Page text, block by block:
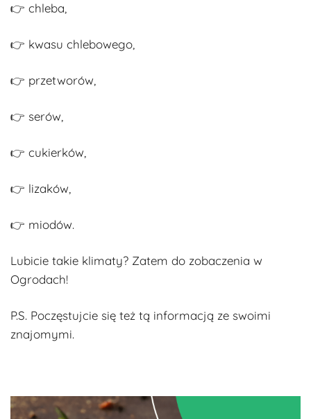
👉 chleba,
👉 kwasu chlebowego,
👉 przetworów,
👉 serów,
👉 cukierków,
👉 lizaków,
👉 miodów.
Lubicie takie klimaty? Zatem do zobaczenia w
Ogrodach!
P.S. Poczęstujcie się też tą informacją ze swoimi
znajomymi.